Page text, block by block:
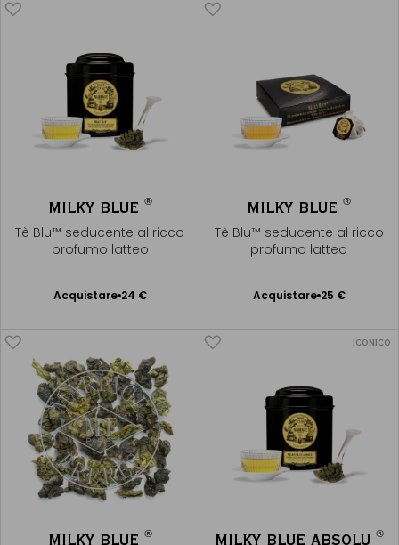
MILKY BLUE ®
Tè Blu™ seducente al ricco
profumo latteo
Acquistare 24 €
Aggiungere
MILKY BLUE®
Tè Blu™ seducente al ricco
profumo latteo
Acquistare 25 €
Aggiungere
MILKY BLUE ®
ICONICO
MILKY BLUE ABSOLU ®